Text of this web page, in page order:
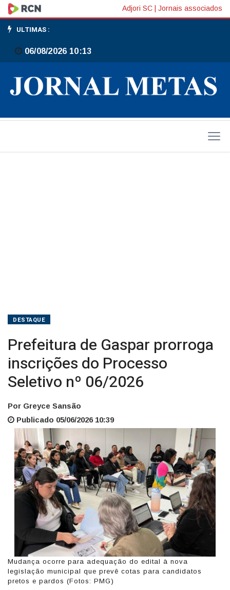
Prefeitura
de
Gaspar
prorroga
inscrições
do
Adjori SC Jornais associados
ULTIMAS :
06/08/2026 10:13
DESTAQUE
Prefeitura de Gaspar prorroga
inscrições do Processo
Seletivo nº 06/2026
Por Greyce Sansão
Publicado 05/06/2026 10:39
Mudança ocorre para adequação do edital à nova
legislação municipal que prevê cotas para candidatos
pretos e pardos (Fotos: PMG)